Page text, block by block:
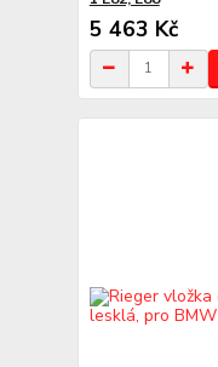
5 463 Kč